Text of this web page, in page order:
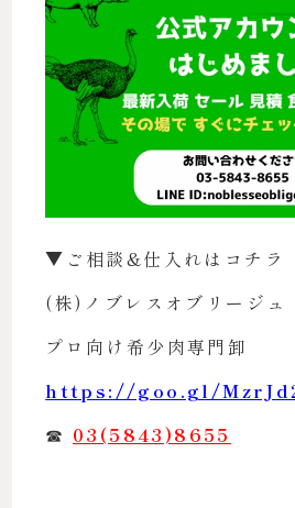
▼ご相談&仕入れはコチラ
(株)ノブレスオブリージュ
プロ向け希少肉専門卸
https://goo.gl/
☎︎ 03(5843)8655